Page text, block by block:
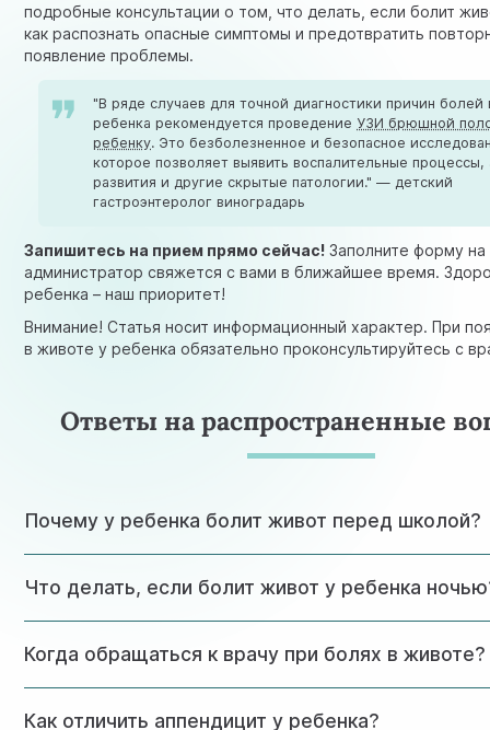
подробные консультации о том, что делать, если болит
как распознать опасные симптомы и предотвратить
появление проблемы.
"В ряде случаев для точной диагностики причин болей
ребенка рекомендуется проведение УЗИ брюшной
ребенку. Это безболезненное и безопасное
которое позволяет выявить воспалительные
развития и другие скрытые патологии." — детский
гастроэнтеролог виноградарь
Запишитесь на прием прямо сейчас! Заполните форму
администратор свяжется с вами в ближайшее время.
ребенка – наш приоритет!
Внимание! Статья носит информационный характер. При
в животе у ребенка обязательно проконсультируйтесь с
Ответы на распространенные
Почему у ребенка болит живот перед школой?
напряжением. Это может быть реакция на стресс,
Что делать, если болит живот у ребенка
грелку к ногам (не к животу!), помогите принять
Когда обращаться к врачу при болях в животе?
сопровождается рвотой, диареей, повышением
Как отличить аппендицит у ребенка?